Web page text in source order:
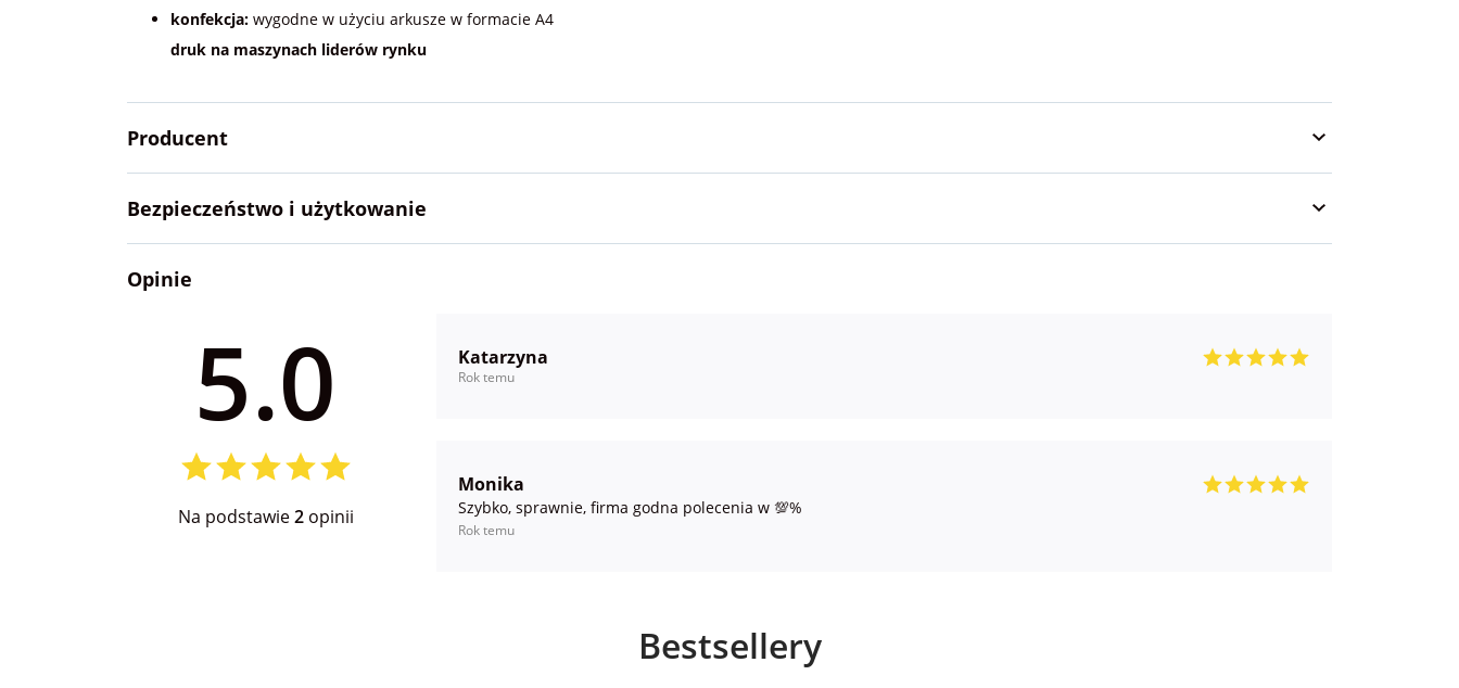
konfekcja: wygodne w użyciu arkusze w formacie A4
druk na maszynach liderów rynku
Producent
Bezpieczeństwo i użytkowanie
Opinie
5.0
Na podstawie2opinii
Katarzyna
Rok temu
Monika
Szybko, sprawnie, firma godna polecenia w 💯%
Rok temu
Bestsellery